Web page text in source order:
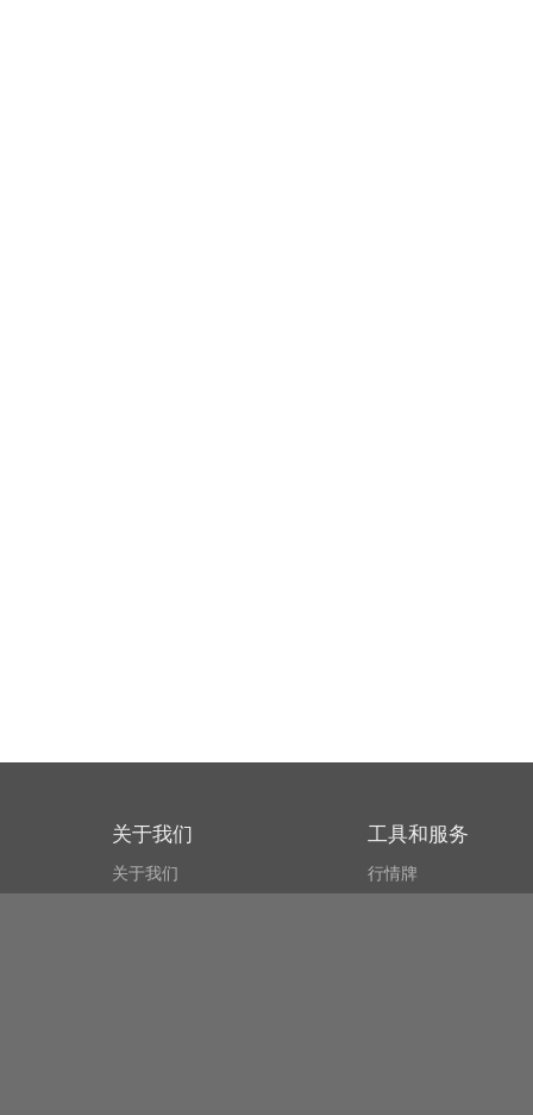
关于我们
关于我们
什么叫CSPA?
工具和服务
行情牌
比特币 显示器